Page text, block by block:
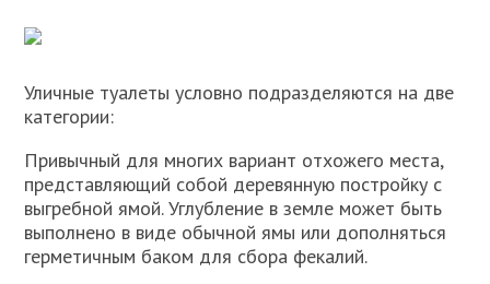
Уличные туалеты условно подразделяются на две
категории:
Привычный для многих вариант отхожего места,
представляющий собой деревянную постройку с
выгребной ямой. Углубление в земле может быть
выполнено в виде обычной ямы или дополняться
герметичным баком для сбора фекалий.